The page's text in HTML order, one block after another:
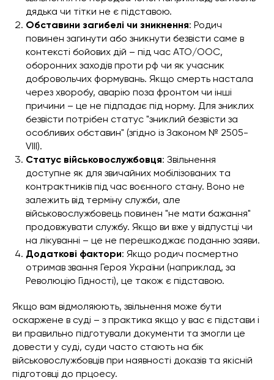
дядька чи тітки не є підставою.
Обставини загибелі чи зникнення: Родич
повинен загинути або зникнути безвісти саме в
контексті бойових дій – під час АТО/ООС,
оборонних заходів проти рф чи як учасник
добровольчих формувань. Якщо смерть настала
через хворобу, аварію поза фронтом чи інші
причини – це не підпадає під норму. Для зниклих
безвісти потрібен статус "зниклий безвісти за
особливих обставин" (згідно із Законом № 2505-
VIII).
Статус військовослужбовця: Звільнення
доступне як для звичайних мобілізованих та
контрактників під час воєнного стану. Воно не
залежить від терміну служби, але
військовослужбовець повинен "не мати бажання"
продовжувати службу. Якщо ви вже у відпустці чи
на лікуванні – це не перешкоджає поданню заяви.
Додаткові фактори: Якщо родич посмертно
отримав звання Героя України (наприклад, за
Революцію Гідності), це також є підставою.
Якщо вам відмоляюють, звільнення може бути
оскаржене в суді – з практика якщо у вас є підстави і
ви правильно підготували документи та змогли це
довести у суді, суди часто стають на бік
військовослужбовців при наявності доказів та якісній
підготовці до прцоесу.